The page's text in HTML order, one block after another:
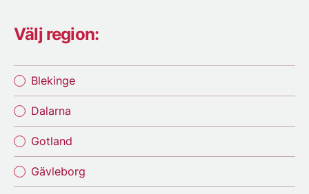
Välj region:
Blekinge
Dalarna
Gotland
Gävleborg